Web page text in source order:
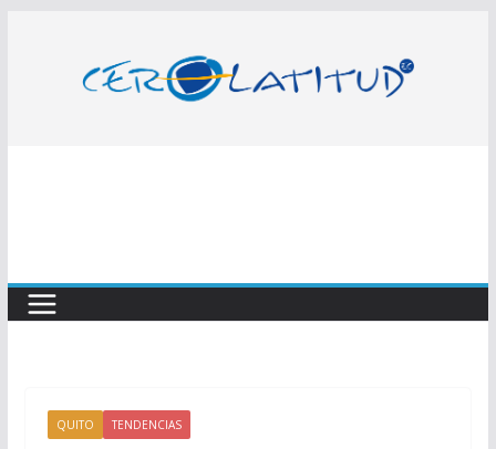
contenido
QUITO TENDENCIAS